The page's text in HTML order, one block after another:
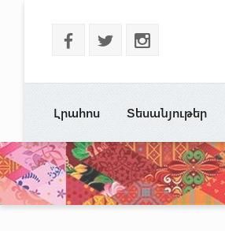
b a x
Լրահոս Տեսանյութեր